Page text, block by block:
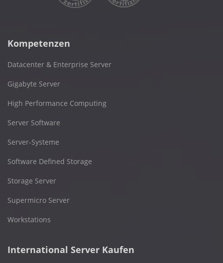
Kompetenzen
Datacenter & Enterprise Server
Gigabyte Server
High Performance Computing
Server Software
Server-Systeme
Software Defined Storage
Storage Server
Supermicro Server
Workstations
International Server Kaufen